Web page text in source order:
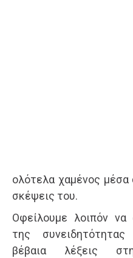
ολότελα χαμένος μέσα
σκέψεις του.
Οφείλουμε λοιπόν να
της
βέβαια λέξεις